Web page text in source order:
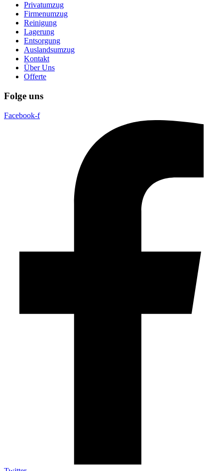
Privatumzug
Firmenumzug
Reinigung
Lagerung
Entsorgung
Auslandsumzug
Kontakt
Über Uns
Offerte
Folge uns
Facebook-f